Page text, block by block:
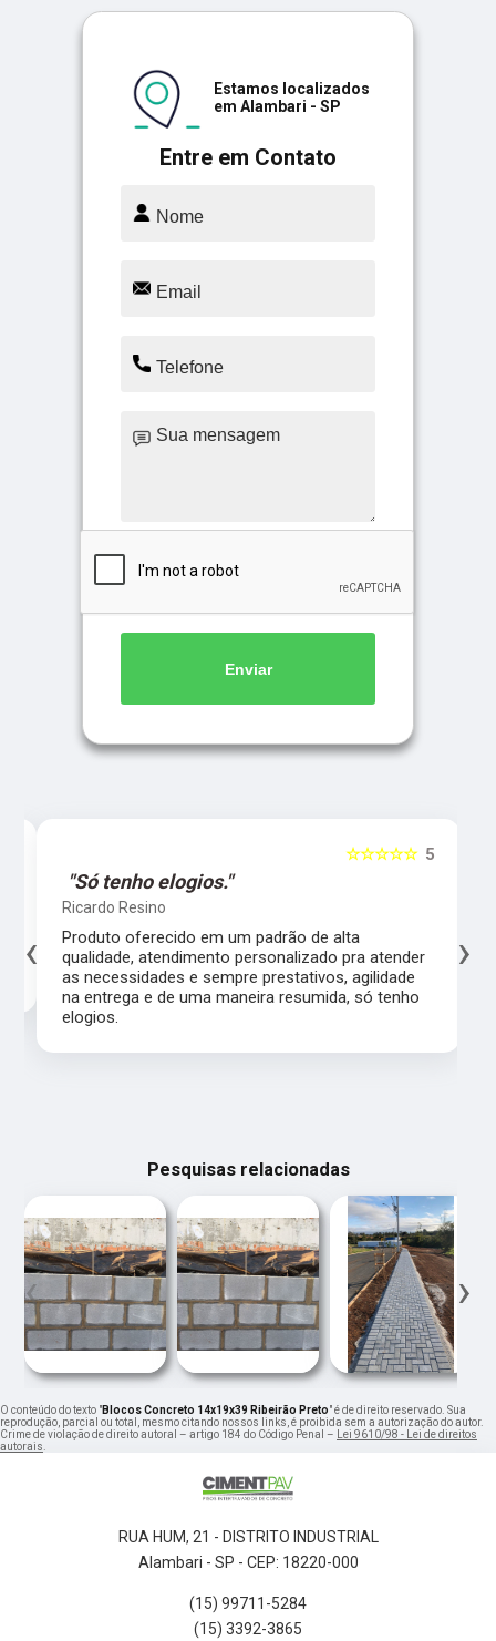
Entre em Contato
Estamos localizados
em Alambari - SP
Enviar
5
☆☆☆☆☆
"Só tenho elogios."
Ricardo Resino
Produto oferecido em um padrão de alta
qualidade, atendimento personalizado pra atender
as necessidades e sempre prestativos, agilidade
na entrega e de uma maneira resumida, só tenho
elogios.
‹ ›
Pesquisas relacionadas
‹ ›
O conteúdo do texto "Blocos Concreto 14x19x39 Ribeirão Preto" é de direito reservado. Sua
reprodução, parcial ou total, mesmo citando nossos links, é proibida sem a autorização do autor.
Crime de violação de direito autoral – artigo 184 do Código Penal – Lei 9610/98 - Lei de direitos
autorais.
RUA HUM, 21 - DISTRITO INDUSTRIAL
Alambari - SP - CEP: 18220-000
(15) 99711-5284
(15) 3392-3865